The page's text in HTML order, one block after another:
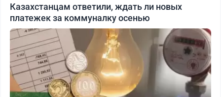
Казахстанцам ответили, ждать ли новых
платежек за коммуналку осенью